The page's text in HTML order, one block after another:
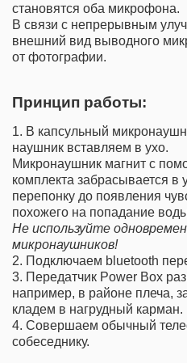
становятся оба микрофона.
В связи с непрерывным
внешний вид выводного
от фотографии.
Принцип работы:
1. В капсульный
наушник вставляем в ухо.
Микронаушник магнит с
комплекта забрасывается в
перепонку до появления
похожего на попадание
Не используйте
микронаушников!
2. Подключаем bluetooth
3. Передатчик Power Box
например, в районе плеча,
кладем в нагрудный карман.
4. Совершаем обычный
собеседнику.